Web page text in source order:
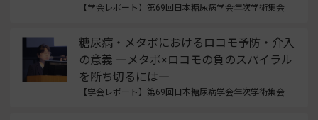
【学会レポート】第69回日本糖尿病学会年次学術集会
糖尿病・メタボにおけるロコモ予防・介入
の意義 ―メタボ×ロコモの負のスパイラル
を断ち切るには―
【学会レポート】第69回日本糖尿病学会年次学術集会